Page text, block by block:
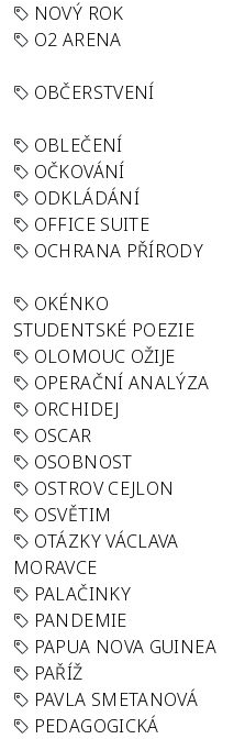
NOVÝ ROK
O2 ARENA
OBČERSTVENÍ
OBLEČENÍ
OČKOVÁNÍ
ODKLÁDÁNÍ
OFFICE SUITE
OCHRANA PŘÍRODY
OKÉNKO
STUDENTSKÉ POEZIE
OLOMOUC OŽIJE
OPERAČNÍ ANALÝZA
ORCHIDEJ
OSCAR
OSOBNOST
OSTROV CEJLON
OSVĚTIM
OTÁZKY VÁCLAVA
MORAVCE
PALAČINKY
PANDEMIE
PAPUA NOVA GUINEA
PAŘÍŽ
PAVLA SMETANOVÁ
PEDAGOGICKÁ